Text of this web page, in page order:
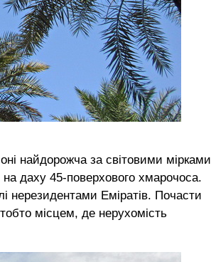
найдорожча за світовими мірками
на даху 45-поверхового хмарочоса.
нерезидентами Еміратів. Почасти
місцем, де нерухомість